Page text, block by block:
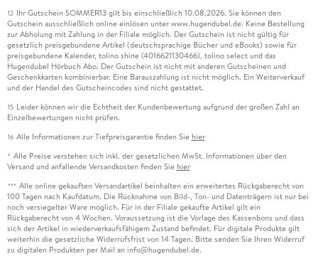
12 Ihr Gutschein SOMMER13 gilt bis einschließlich 10.08.2026. Sie können den
Gutschein ausschließlich online einlösen unter www.hugendubel.de. Keine Bestellung
zur Abholung mit Zahlung in der Filiale möglich. Der Gutschein ist nicht gültig für
gesetzlich preisgebundene Artikel (deutschsprachige Bücher und eBooks) sowie für
preisgebundene Kalender, tolino shine (4016621130466), tolino select und das
Hugendubel Hörbuch Abo. Der Gutschein ist nicht mit anderen Gutscheinen und
Geschenkkarten kombinierbar. Eine Barauszahlung ist nicht möglich. Ein Weiterverkauf
und der Handel des Gutscheincodes sind nicht gestattet.
15 Leider können wir die Echtheit der Kundenbewertung aufgrund der großen Zahl an
Einzelbewertungen nicht prüfen.
16 Alle Informationen zur Tiefpreisgarantie finden Sie hier
* Alle Preise verstehen sich inkl. der gesetzlichen MwSt. Informationen über den
Versand und anfallende Versandkosten finden Sie hier
*** Alle online gekauften Versandartikel beinhalten ein erweitertes Rückgaberecht von
100 Tagen nach Kaufdatum. Die Rücknahme von Bild-, Ton- und Datenträgern ist nur bei
noch versiegelter Ware möglich. Für in der Filiale gekaufte Artikel gilt ein
Rückgaberecht von 4 Wochen. Voraussetzung ist die Vorlage des Kassenbons und dass
sich der Artikel in wiederverkaufsfähigem Zustand befindet. Für digitale Produkte gilt
weiterhin die gesetzliche Widerrufsfrist von 14 Tagen. Bitte senden Sie Ihren Widerruf
zu digitalen Produkten per Mail an info@hugendubel.de.